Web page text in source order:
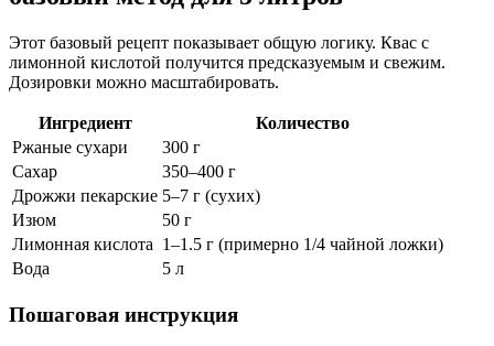
Этот базовый рецепт показывает общую логику. Квас с
лимонной кислотой получится предсказуемым и свежим.
Дозировки можно масштабировать.
Ингредиент
Количество
Ржаные сухари
300 г
Сахар
350–400 г
Дрожжи пекарские 5–7 г (сухих)
Изюм
50 г
Лимонная кислота 1–1.5 г (примерно 1/4 чайной ложки)
Вода
5 л
Пошаговая инструкция